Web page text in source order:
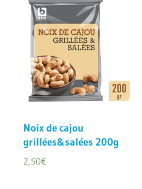
Noix de cajou
grillées&salées 200g
2,50€